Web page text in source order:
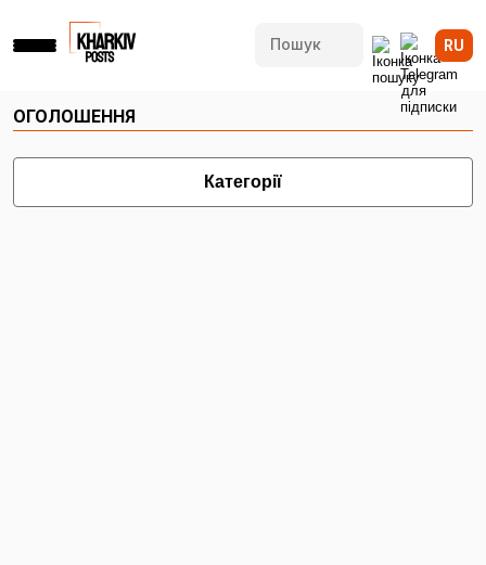
RU
ОГОЛОШЕННЯ
Категорії